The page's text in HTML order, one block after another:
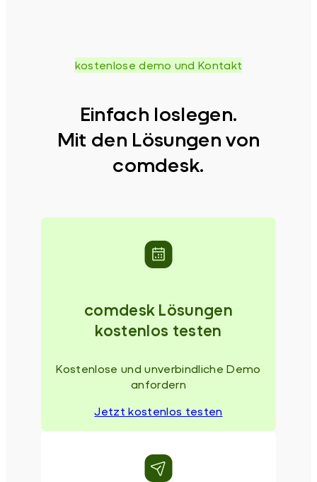
kostenlose demo und Kontakt
Einfach loslegen.
Mit den Lösungen von
comdesk.
comdesk Lösungen
kostenlos testen
Kostenlose und unverbindliche Demo
anfordern
Jetzt kostenlos testen